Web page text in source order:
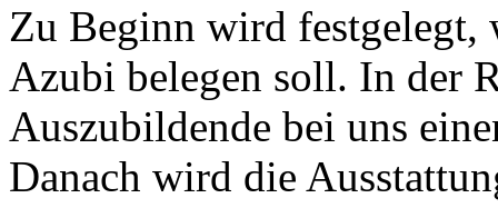
Zu Beginn wird festgelegt,
Azubi belegen soll. In der
Auszubildende bei uns
Danach wird die